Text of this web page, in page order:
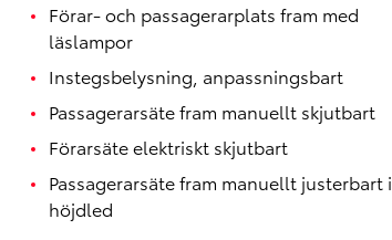
Förar- och passagerarplats fram med
läslampor
Instegsbelysning, anpassningsbart
Passagerarsäte fram manuellt skjutbart
Förarsäte elektriskt skjutbart
Passagerarsäte fram manuellt justerbart i
höjdled